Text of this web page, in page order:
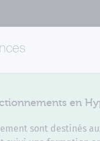
en
sont destinés
cookies